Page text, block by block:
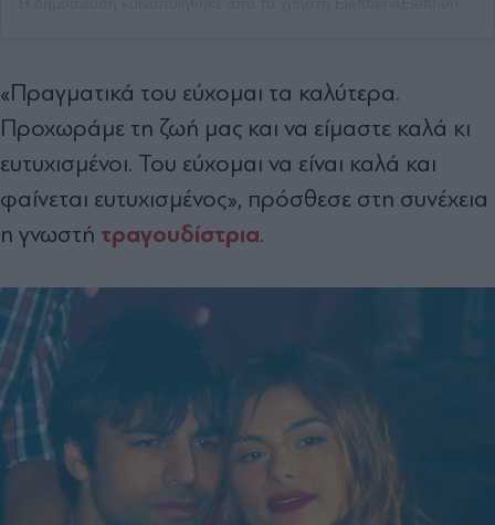
«Πραγματικά του εύχομαι τα καλύτερα.
Προχωράμε τη ζωή μας και να είμαστε καλά κι
ευτυχισμένοι. Του εύχομαι να είναι καλά και
φαίνεται ευτυχισμένος», πρόσθεσε στη συνέχεια
η γνωστή τραγουδίστρια.